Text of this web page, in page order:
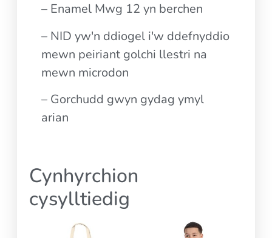
– Enamel Mwg 12 yn berchen
– NID yw'n ddiogel i'w ddefnyddio
mewn peiriant golchi llestri na
mewn microdon
– Gorchudd gwyn gydag ymyl
arian
Cynhyrchion
cysylltiedig